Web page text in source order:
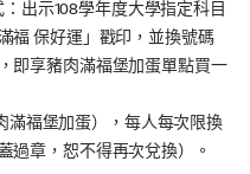
出示108學年度大學指定科目
福 保好運」戳印，並換號碼
即享豬肉滿福堡加蛋單點買一
滿福堡加蛋），每人每次限換
過章，恕不得再次兌換）。